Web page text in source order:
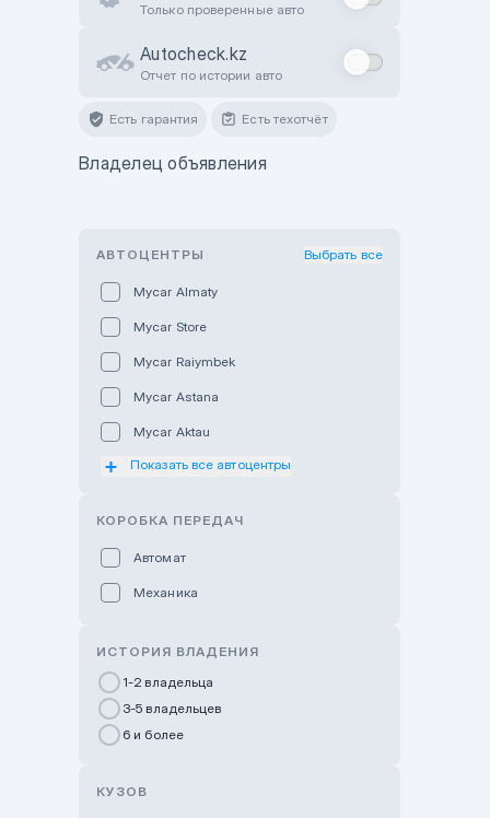
Только проверенные авто
Autocheck.kz
Отчет по истории авто
Есть гарантия Есть техотчёт
Владелец объявления
АВТОЦЕНТРЫ Выбрать все
Mycar Almaty
Mycar Store
Mycar Raiymbek
Mycar Astana
Mycar Aktau
Mycar Uralsk
GWM Nurly Zhol
Chery Astana
Показать все автоцентры
КОРОБКА ПЕРЕДАЧ
Автомат
Механика
ИСТОРИЯ ВЛАДЕНИЯ
1-2 владельца
3-5 владельцев
6 и более
КУЗОВ